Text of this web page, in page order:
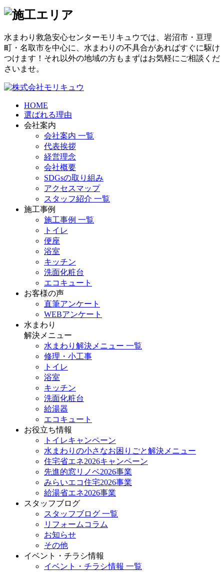
水まわり救急安心センターモリキュウでは、岩沼市・亘理
町・名取市を中心に、水まわりの不具合があればすぐに駆け
つけます！それ以外の地域の方もまずはお気軽にご相談くだ
さいませ。
HOME
選ばれる理由
会社案内
会社案内 一覧
代表挨拶
経営理念
会社概要
SDGsの取り組み
アクセスマップ
スタッフ紹介 一覧
施工事例
施工事例 一覧
トイレ
便座
浴室
キッチン
洗面化粧台
エコキュート
お客様の声
直筆アンケート
WEBアンケート
水まわり
解決メニュー
水まわり解決メニュー 一覧
修理・小工事
トイレ
浴室
キッチン
洗面化粧台
給湯器
エコキュート
お役立ち情報
トイレキャンペーン
水まわりの小さなお困りごと解決メニュー
住宅省エネ2026キャンペーン
先進的窓リノベ2026事業
みらいエコ住宅2026事業
給湯省エネ2026事業
スタッフブログ
スタッフブログ 一覧
リフォームコラム
お知らせ
その他
イベント・チラシ情報
イベント・チラシ情報 一覧